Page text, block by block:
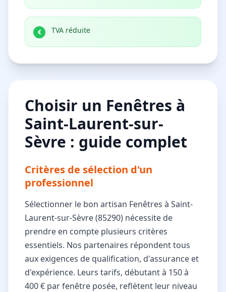
€ TVA réduite
Choisir un Fenêtres à
Saint-Laurent-sur-
Sèvre : guide complet
Critères de sélection d'un
professionnel
Sélectionner le bon artisan Fenêtres à Saint-
Laurent-sur-Sèvre (85290) nécessite de
prendre en compte plusieurs critères
essentiels. Nos partenaires répondent tous
aux exigences de qualification, d'assurance et
d'expérience. Leurs tarifs, débutant à 150 à
400 € par fenêtre posée, reflètent leur niveau